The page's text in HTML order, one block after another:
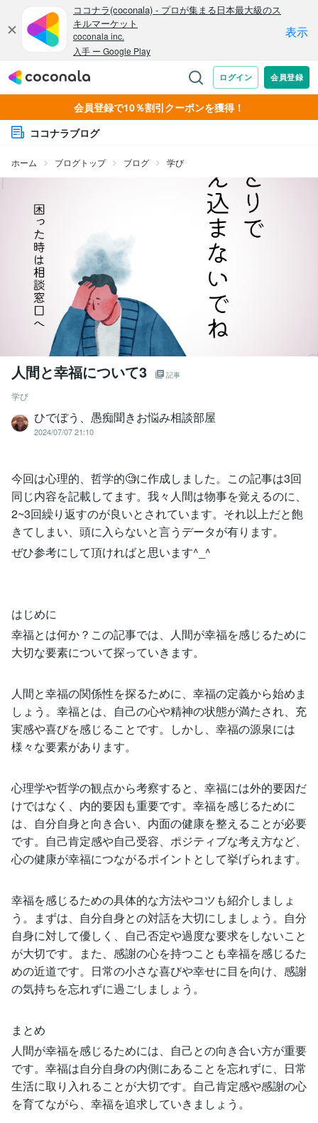
会員登録で10％割引クーポンを獲得！
ココナラブログ
ホーム ブログトップ ブログ 学び
人間と幸福について3 記事
学び
ひでぼう、愚痴聞きお悩み相談部屋
2024/07/07 21:10
今回は心理的、哲学的🧐に作成しました。この記事は3回
同じ内容を記載してます。我々人間は物事を覚えるのに、
2~3回繰り返すのが良いとされています。それ以上だと飽
きてしまい、頭に入らないと言うデータが有ります。
ぜひ参考にして頂ければと思います^_^
はじめに
幸福とは何か？この記事では、人間が幸福を感じるために
大切な要素について探っていきます。
人間と幸福の関係性を探るために、幸福の定義から始めま
しょう。幸福とは、自己の心や精神の状態が満たされ、充
実感や喜びを感じることです。しかし、幸福の源泉には
様々な要素があります。
心理学や哲学の観点から考察すると、幸福には外的要因だ
けではなく、内的要因も重要です。幸福を感じるために
は、自分自身と向き合い、内面の健康を整えることが必要
です。自己肯定感や自己受容、ポジティブな考え方など、
心の健康が幸福につながるポイントとして挙げられます。
幸福を感じるための具体的な方法やコツも紹介しましょ
う。まずは、自分自身との対話を大切にしましょう。自分
自身に対して優しく、自己否定や過度な要求をしないこと
が大切です。また、感謝の心を持つことも幸福を感じるた
めの近道です。日常の小さな喜びや幸せに目を向け、感謝
の気持ちを忘れずに過ごしましょう。
まとめ
人間が幸福を感じるためには、自己との向き合い方が重要
です。幸福は自分自身の内側にあることを忘れずに、日常
生活に取り入れることが大切です。自己肯定感や感謝の心
を育てながら、幸福を追求していきましょう。